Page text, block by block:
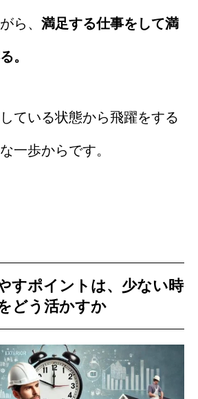
ら、 満足する仕事をして満
。
ている状態から飛躍をする
一歩からです。
すポイントは、少ない時
どう活かすか